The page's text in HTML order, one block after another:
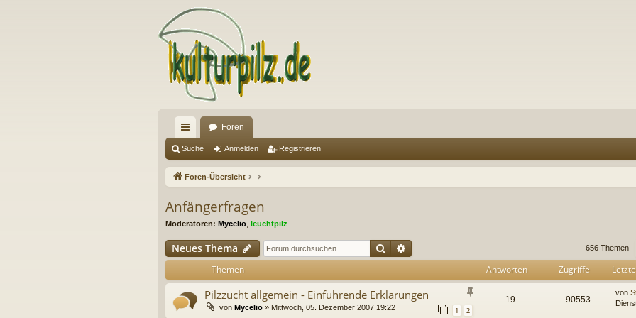
ch
ne
ug
Foren
Suche Anmelden Registrieren
Foren-Übersicht
Anfängerfragen
Moderatoren: Mycelio leuchtpilz
Neues Thema Suche 656 Themen
Themen Antworten Zugriffe
Pilzzucht allgemein - Einführende Erklärungen
von Mycelio » Mittwoch, 05. Dezember 2007 19:22 1 2
19 90553
von